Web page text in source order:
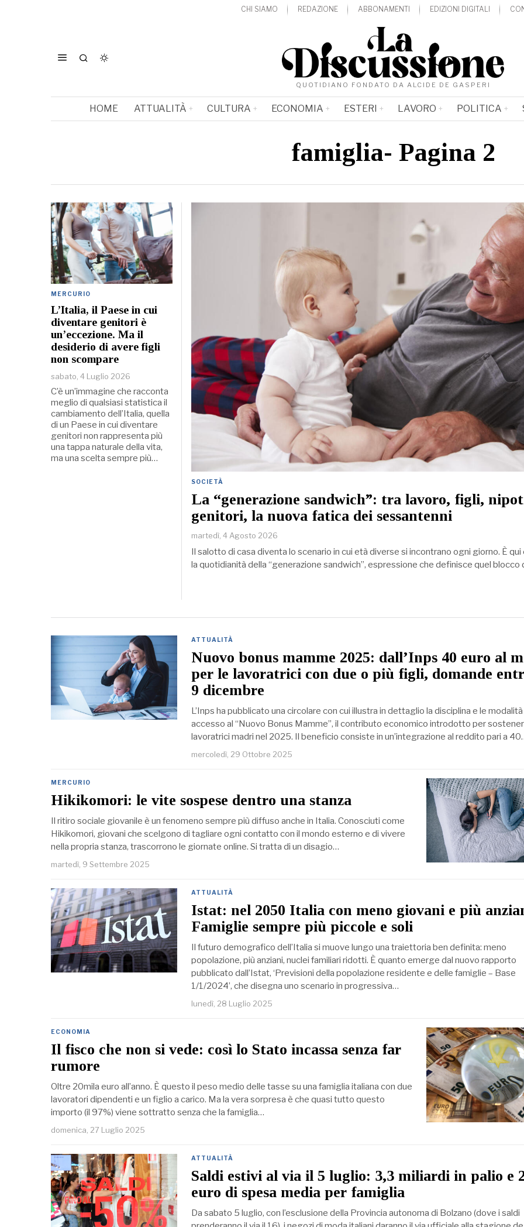
CHI SIAMO REDAZIONE ABBONAMENTI EDIZIONI DIGITALI
QUOTIDIANO FONDATO DA ALCIDE DE GASPERI
HOME ATTUALITÀ CULTURA ECONOMIA ESTERI LAVORO POLITICA
famiglia- Pagina 2
SOCIETÀ
La “generazione sandwich”: tra lavoro, figli,
genitori, la nuova fatica dei sessantenni
martedì, 4 Agosto 2026
Il salotto di casa diventa lo scenario in cui età diverse si incontrano ogni giorno. È
la quotidianità della “generazione sandwich”, espressione che definisce quel blocco
MERCURIO
L’Italia, il Paese in cui
diventare genitori è
un’eccezione. Ma il
desiderio di avere figli
non scompare
sabato, 4 Luglio 2026
C’è un’immagine che racconta
meglio di qualsiasi statistica il
cambiamento dell’Italia, quella
di un Paese in cui diventare
genitori non rappresenta più
una tappa naturale della vita,
ma una scelta sempre più…
ATTUALITÀ
Nuovo bonus mamme 2025: dall’Inps 40 euro al
per le lavoratrici con due o più figli, domande
9 dicembre
L’Inps ha pubblicato una circolare con cui illustra in dettaglio la disciplina e le
accesso al “Nuovo Bonus Mamme”, il contributo economico introdotto per
lavoratrici madri nel 2025. Il beneficio consiste in un’integrazione al reddito pari a
mercoledì, 29 Ottobre 2025
MERCURIO
Hikikomori: le vite sospese dentro una stanza
Il ritiro sociale giovanile è un fenomeno sempre più diffuso anche in Italia. Conosciuti come
Hikikomori, giovani che scelgono di tagliare ogni contatto con il mondo esterno e di vivere
nella propria stanza, trascorrono le giornate online. Si tratta di un disagio…
martedì, 9 Settembre 2025
ATTUALITÀ
Istat: nel 2050 Italia con meno giovani e più
Famiglie sempre più piccole e soli
Il futuro demografico dell’Italia si muove lungo una traiettoria ben definita: meno
popolazione, più anziani, nuclei familiari ridotti. È quanto emerge dal nuovo rapporto
pubblicato dall’Istat, ‘Previsioni della popolazione residente e delle famiglie – Base
1/1/2024’, che disegna uno scenario in progressiva…
lunedì, 28 Luglio 2025
ECONOMIA
Il fisco che non si vede: così lo Stato incassa senza far
rumore
Oltre 20mila euro all’anno. È questo il peso medio delle tasse su una famiglia italiana con due
lavoratori dipendenti e un figlio a carico. Ma la vera sorpresa è che quasi tutto questo
importo (il 97%) viene sottratto senza che la famiglia…
domenica, 27 Luglio 2025
ATTUALITÀ
Saldi estivi al via il 5 luglio: 3,3 miliardi in palio e
euro di spesa media per famiglia
Da sabato 5 luglio, con l’esclusione della Provincia autonoma di Bolzano (dove i saldi